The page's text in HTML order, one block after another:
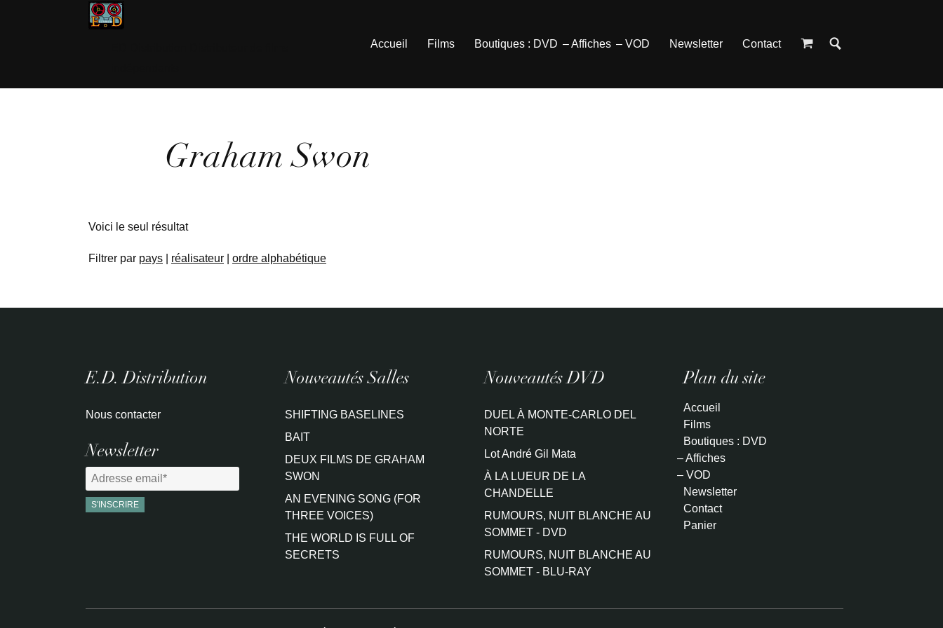
Accueil Films Boutiques : DVD – Affiches – VOD Newsletter Contact
Graham Swon
Voici le seul résultat
Filtrer par pays réalisateur ordre alphabétique
E.D. Distribution
Nous contacter
Newsletter
Nouveautés Salles
SHIFTING BASELINES
BAIT
DEUX FILMS DE GRAHAM
SWON
AN EVENING SONG (FOR
THREE VOICES)
THE WORLD IS FULL OF
SECRETS
Nouveautés DVD
DUEL À MONTE-CARLO DEL
NORTE
Lot André Gil Mata
À LA LUEUR DE LA
CHANDELLE
RUMOURS, NUIT BLANCHE AU
SOMMET - DVD
RUMOURS, NUIT BLANCHE AU
SOMMET - BLU-RAY
Plan du site
Accueil
Films
Boutiques : DVD
– Affiches
– VOD
Newsletter
Contact
Panier